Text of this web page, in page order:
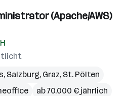
(Apache/AWS)
, Salzburg, Graz, St. Pölten
ab 70.000 € jährlich